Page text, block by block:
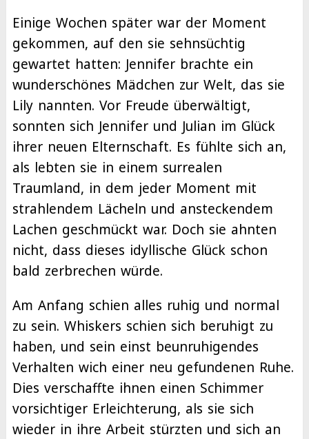
Einige Wochen später war der Moment
gekommen, auf den sie sehnsüchtig
gewartet hatten: Jennifer brachte ein
wunderschönes Mädchen zur Welt, das sie
Lily nannten. Vor Freude überwältigt,
sonnten sich Jennifer und Julian im Glück
ihrer neuen Elternschaft. Es fühlte sich an,
als lebten sie in einem surrealen
Traumland, in dem jeder Moment mit
strahlendem Lächeln und ansteckendem
Lachen geschmückt war. Doch sie ahnten
nicht, dass dieses idyllische Glück schon
bald zerbrechen würde.
Am Anfang schien alles ruhig und normal
zu sein. Whiskers schien sich beruhigt zu
haben, und sein einst beunruhigendes
Verhalten wich einer neu gefundenen Ruhe.
Dies verschaffte ihnen einen Schimmer
vorsichtiger Erleichterung, als sie sich
wieder in ihre Arbeit stürzten und sich an